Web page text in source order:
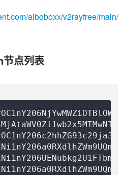
aiboboxx/v2rayfree/main/
点列表